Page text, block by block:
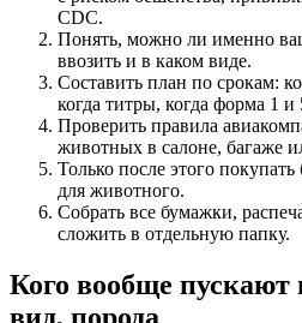
CDC.
Понять, можно ли именно
ввозить и в каком виде.
Составить план по срокам:
когда титры, когда форма 1 и
Проверить правила
животных в салоне, багаже
Только после этого
для животного.
Собрать все бумажки,
сложить в отдельную папку.
Кого вообще